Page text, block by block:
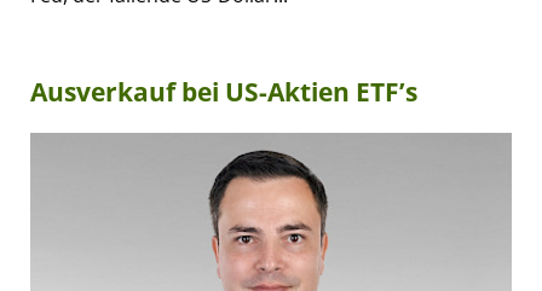
Ausverkauf bei US-Aktien ETF’s